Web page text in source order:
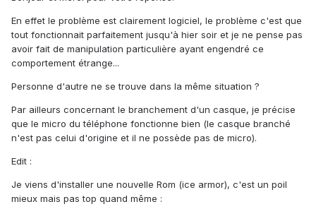
En effet le problème est clairement logiciel, le problème c'est que
tout fonctionnait parfaitement jusqu'à hier soir et je ne pense pas
avoir fait de manipulation particulière ayant engendré ce
comportement étrange...
Personne d'autre ne se trouve dans la même situation ?
Par ailleurs concernant le branchement d'un casque, je précise
que le micro du téléphone fonctionne bien (le casque branché
n'est pas celui d'origine et il ne possède pas de micro).
Edit :
Je viens d'installer une nouvelle Rom (ice armor), c'est un poil
mieux mais pas top quand même :